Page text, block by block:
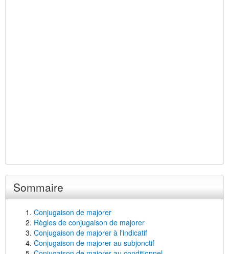
Sommaire
Conjugaison de majorer
Règles de conjugaison de majorer
Conjugaison de majorer à l'indicatif
Conjugaison de majorer au subjonctif